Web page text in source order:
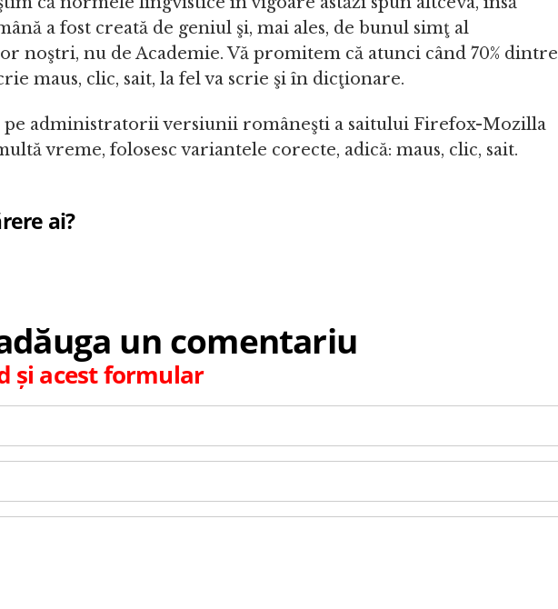
a fost creată de geniul şi, mai ales, de bunul simţ al
noştri, nu de Academie. Vă promitem că atunci când 70% dintre
maus, clic, sait, la fel va scrie şi în dicţionare.
pe administratorii versiunii româneşti a saitului Firefox-Mozilla
vreme, folosesc variantele corecte, adică: maus, clic, sait.
ai?
un comentariu
și acest formular